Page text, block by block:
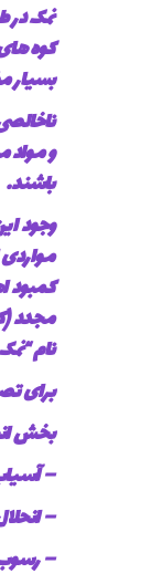
نمک در
کوه
بسیار
و
باشند.
وجود
کمبود
مجدد
نام
برای
بخش
–
–
–